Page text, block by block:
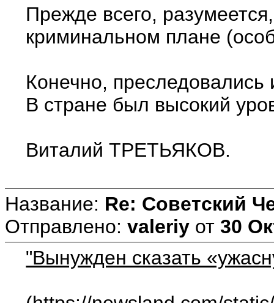
Прежде всего,
криминальном плане
Конечно,
В стране был высокий
Виталий ТРЕТЬЯКОВ.
Название: Re: Советский
Отправлено: valeriy от 30
"Вынужден сказать